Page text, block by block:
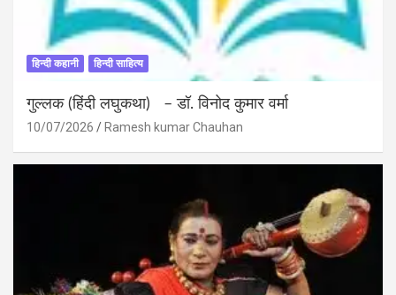
हिन्दी कहानी हिन्दी साहित्य
गुल्लक (हिंदी लघुकथा) – डॉ. विनोद कुमार वर्मा
10/07/2026 Ramesh kumar Chauhan